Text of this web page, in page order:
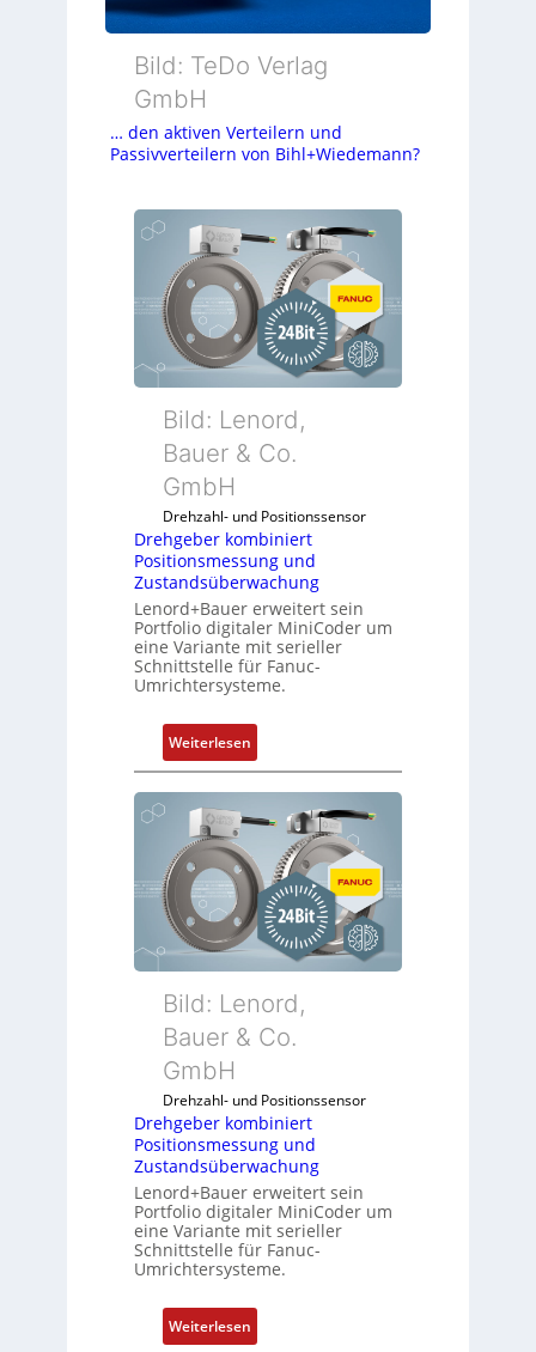
Bild: TeDo Verlag
GmbH
… den aktiven Verteilern und
Passivverteilern von Bihl+Wiedemann?
Bild: Lenord,
Bauer & Co.
GmbH
Drehzahl- und Positionssensor
Drehgeber kombiniert
Positionsmessung und
Zustandsüberwachung
Lenord+Bauer erweitert sein
Portfolio digitaler MiniCoder um
eine Variante mit serieller
Schnittstelle für Fanuc-
Umrichtersysteme.
Weiterlesen:
D
r
e
g
e
b
e
r
k
o
m
i
n
i
e
r
t
P
o
i
t
Bild: Lenord,
Bauer & Co.
GmbH
Drehzahl- und Positionssensor
Drehgeber kombiniert
Positionsmessung und
Zustandsüberwachung
Lenord+Bauer erweitert sein
Portfolio digitaler MiniCoder um
eine Variante mit serieller
Schnittstelle für Fanuc-
Umrichtersysteme.
Weiterlesen: